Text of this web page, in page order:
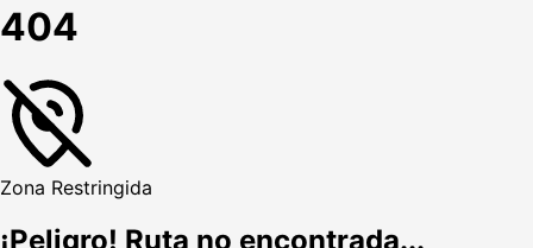
404
Zona Restringida
¡Peligro! Ruta no encontrada...